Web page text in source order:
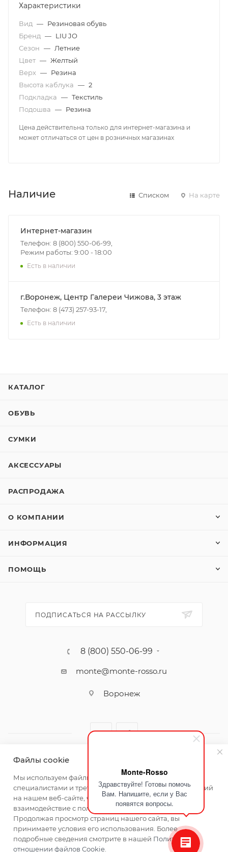
Monte-Rosso
Здравствуйте! Готовы помочь
Вам. Напишите, если у Вас
появятся вопросы.
Характеристики
Вид — Резиновая обувь
Бренд — LIU JO
Сезон — Летние
Цвет — Желтый
Верх — Резина
Высота каблука — 2
Подкладка — Текстиль
Подошва — Резина
Цена действительна только для интернет-магазина и
может отличаться от цен в розничных магазинах
Наличие Списком На карте
Интернет-магазин
Телефон: 8 (800) 550-06-99,
Режим работы: 9:00 - 18:00
Есть в наличии
г.Воронеж, Центр Галереи Чижова, 3 этаж
Телефон: 8 (473) 257-93-17,
Есть в наличии
КАТАЛОГ
ОБУВЬ
СУМКИ
АКСЕССУАРЫ
РАСПРОДАЖА
О КОМПАНИИ
ИНФОРМАЦИЯ
ПОМОЩЬ
ПОДПИСАТЬСЯ НА РАССЫЛКУ
8 (800) 550-06-99
monte@monte-rosso.ru
Воронеж
2026 ©Monte Rosso - магазины обуви и аксессуаров для
женщин
Файлы cookie
Мы используем файлы cookie, разработанные нашими
специалистами и третьими лицами, для анализа событий
на нашем веб-сайте, что позволяет нам улучшать
взаимодействие с пользователями и обслуживание.
Продолжая просмотр страниц нашего сайта, вы
принимаете условия его использования. Более
подробные сведения смотрите в нашей Политике в
отношении файлов Cookie